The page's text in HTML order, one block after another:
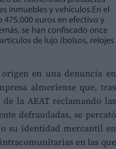
inmuebles y vehículos.En el
euros en efectivo y
se han confiscado once
de lujo (bolsos, relojes
en una denuncia en
almeriense que, tras
la AEAT reclamando las
defraudadas, se percató
su identidad mercantil en
en las que